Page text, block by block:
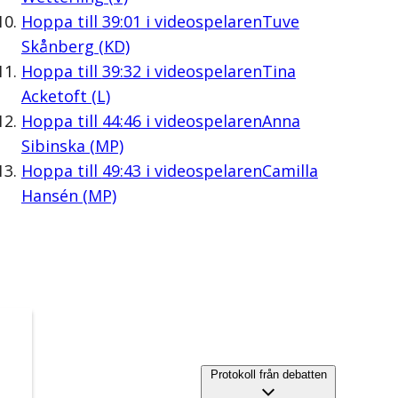
Hoppa till 39:01 i videospelarenTuve
Skånberg (KD)
Hoppa till 39:32 i videospelarenTina
Acketoft (L)
Hoppa till 44:46i videospelarenAnna
Sibinska (MP)
Hoppa till 49:43 i videospelarenCamilla
Hansén (MP)
Protokoll från debatten